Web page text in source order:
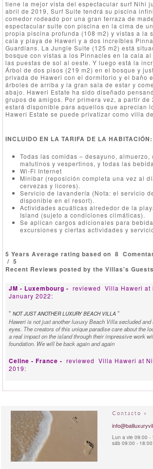
tiene la mejor vista del espectacular surf Nihi
abril de 2019, Surf Suite tendrá su piscina
comedor rodeado por una gran terraza de
espectacular suite con piscina en la cima de
propia piscina profunda (108 m2) y vistas a la
cala y playa de Haweri y a dos increíbles
Guardians. La Jungle Suite (125 m2) está
bosque con vistas a los Pinnacles en la cala
las puestas de sol al oeste. Y luego está la
Árbol de dos pisos (219 m2) en el bosque y
privada de Haweri con el dormitorio y el baño
árboles de arriba y la gran sala de estar y
abajo. Haweri Estate ha sido diseñado
grupos de amigos. Por primera vez, a partir de
estará disponible para aquellos que aprecian
Haweri Estate se puede privatizar como villa
INCLUIDO EN LA TARIFA DE LA HABITACIÓN:
Todas las comidas – desayuno, almuerzo,
matutinos y vespertinos, y todas las
Wi-Fi Internet
Minibar (reposición completa una vez al
cervezas y licores).
Servicio de lavandería (Nota: el servicio
disponible en el resort).
Actividades acuáticas alrededor de la
Island (sujeto a condiciones climáticas).
Se aplican cargos adicionales para
excursiones y ciertas actividades y
5 Years Average rating based on 8
/ 5
Recent Reviews posted by the Villas's
JM - Luxembourg - reviewed Villa Haweri at
January 2022:
" NOT JUST ANOTHER LUXURY BEACH VILLA "
Haweri is not just another luxuxy Beach Villa secluded and
eyes. The creators of this unique paradise care about the
a real impact on the island through their impressive work
foundation. We will be back again and again
Celine - France - reviewed Villa Haweri at
2019:
How can we thank you enough for these magical days and
Isabel & Jean-Maurice - United Kingdom -
Haweri at Nihiwatu
in January 2019:
MUM THIS PLACE IS PARADISE "
Our nine year old summed it up perfectly - “Mum this place
Contacto »
Lun a vie 09:00 -
sáb 09:00 - 18:00